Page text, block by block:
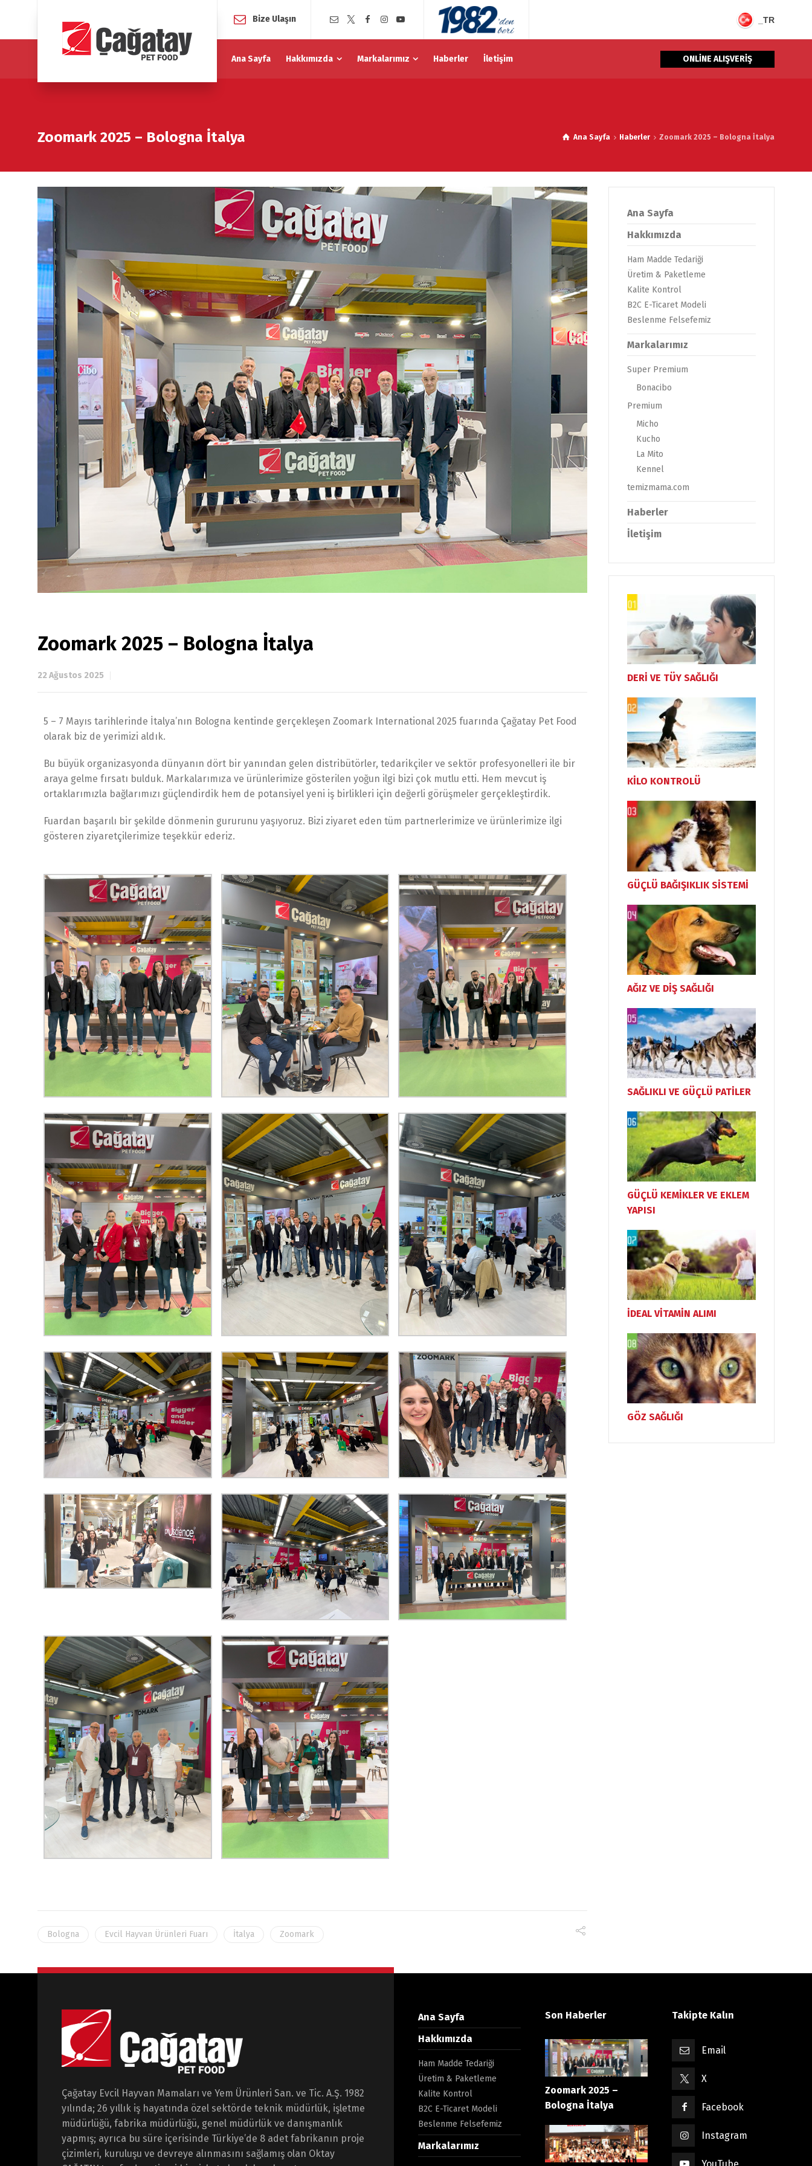
Bize Ulaşın _TR
Ana Sayfa Hakkımızda Markalarımız Haberler İletişim ONLİNE ALIŞVERİŞ
Zoomark 2025 – Bologna İtalya Ana Sayfa Haberler Zoomark 2025 – Bologna İtalya
Zoomark 2025 – Bologna İtalya
22 Ağustos 2025
5 – 7 Mayıs tarihlerinde İtalya’nın Bologna kentinde gerçekleşen Zoomark International 2025 fuarında Çağatay Pet Food
olarak biz de yerimizi aldık.
Bu büyük organizasyonda dünyanın dört bir yanından gelen distribütörler, tedarikçiler ve sektör profesyonelleri ile bir
araya gelme fırsatı bulduk. Markalarımıza ve ürünlerimize gösterilen yoğun ilgi bizi çok mutlu etti. Hem mevcut iş
ortaklarımızla bağlarımızı güçlendirdik hem de potansiyel yeni iş birlikleri için değerli görüşmeler gerçekleştirdik.
Fuardan başarılı bir şekilde dönmenin gururunu yaşıyoruz. Bizi ziyaret eden tüm partnerlerimize ve ürünlerimize ilgi
gösteren ziyaretçilerimize teşekkür ederiz.
Bologna Evcil Hayvan Ürünleri Fuarı İtalya Zoomark
Ana Sayfa
Hakkımızda
Ham Madde Tedariği
Üretim & Paketleme
Kalite Kontrol
B2C E-Ticaret Modeli
Beslenme Felsefemiz
Markalarımız
Super Premium
Bonacibo
Premium
Micho
Kucho
La Mito
Kennel
temizmama.com
Haberler
İletişim
DERİ VE TÜY SAĞLIĞI
KİLO KONTROLÜ
GÜÇLÜ BAĞIŞIKLIK SİSTEMİ
AĞIZ VE DİŞ SAĞLIĞI
SAĞLIKLI VE GÜÇLÜ PATİLER
GÜÇLÜ KEMİKLER VE EKLEM
YAPISI
İDEAL VİTAMİN ALIMI
GÖZ SAĞLIĞI
Çağatay Evcil Hayvan Mamaları ve Yem Ürünleri San. ve Tic. A.Ş. 1982
yılında; 26 yıllık iş hayatında özel sektörde teknik müdürlük, işletme
müdürlüğü, fabrika müdürlüğü, genel müdürlük ve danışmanlık
yapmış; ayrıca bu süre içerisinde Türkiye’de 8 adet fabrikanın proje
çizimleri, kuruluşu ve devreye alınmasını sağlamış olan Oktay
Ana Sayfa
Hakkımızda
Ham Madde Tedariği
Üretim & Paketleme
Kalite Kontrol
B2C E-Ticaret Modeli
Beslenme Felsefemiz
Markalarımız
Son Haberler
Zoomark 2025 –
Bologna İtalya
Takipte Kalın
Email
X
Facebook
Instagram
Dili Değiştir
English